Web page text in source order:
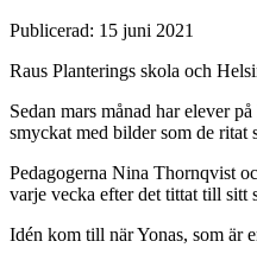
Publicerad: 15 juni 2021
Raus Planterings skola och
Sedan mars månad har elever
smyckat med bilder som de
Pedagogerna Nina Thornqvist
varje vecka efter det tittat till sitt
Idén kom till när Yonas, som är